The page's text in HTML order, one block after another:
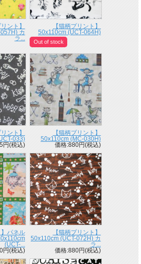
ント】
カ
ラ...
【猫柄プリント】
50x110cm (UCT-064H)
Out of stock
ント】
033)
円(税込)
【猫柄プリント】
50x110cm (MC-030H)
価格:880円(税込)
パネル
(UCT-...
円(税込)
【猫柄プリント】
50x110cm (UCT-072H) カ
ラ...
価格:880円(税込)